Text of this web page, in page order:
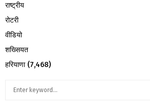
राष्ट्रीय
रोटरी
वीडियो
शख्सियत
हरियाणा(7,468)